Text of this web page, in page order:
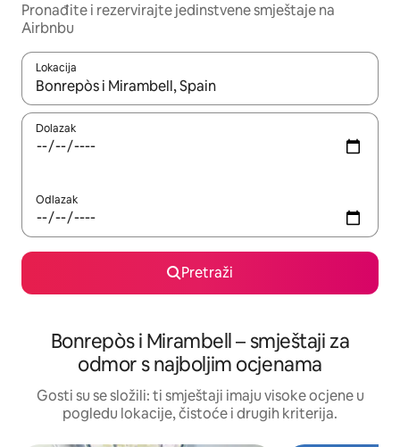
Pronađite i rezervirajte jedinstvene smještaje na
Airbnbu
Lokacija
Kada budu dostupni rezultati, moći ćete ih pregledati
Dolazak
Odlazak
Pretraži
Bonrepòs i Mirambell – smještaji za
odmor s najboljim ocjenama
Gosti su se složili: ti smještaji imaju visoke ocjene u
pogledu lokacije, čistoće i drugih kriterija.